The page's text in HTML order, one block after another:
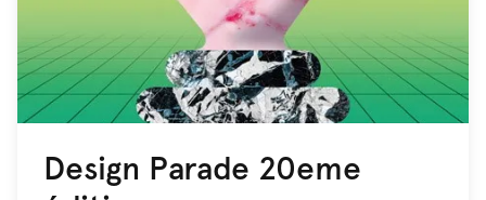
Design Parade 20eme